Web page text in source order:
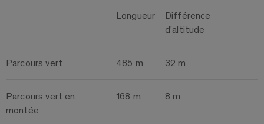
Longueur
Différence
d'altitude
Parcours vert 485 m 32 m
Parcours vert en
montée
168 m 8 m